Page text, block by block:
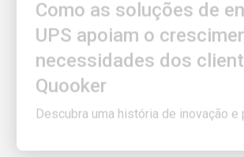
UPS apoiam o
necessidades dos
Quooker
Descubra uma história de inovação e